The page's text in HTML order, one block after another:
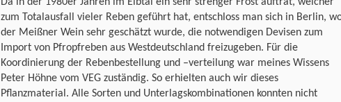
zum Totalausfall vieler Reben geführt hat, entschloss man sich in Berlin,
der Meißner Wein sehr geschätzt wurde, die notwendigen Devisen zum
Import von Pfropfreben aus Westdeutschland freizugeben. Für die
Koordinierung der Rebenbestellung und –verteilung war meines Wissens
Peter Höhne vom VEG zuständig. So erhielten auch wir dieses
Pflanzmaterial. Alle Sorten und Unterlagskombinationen konnten nicht